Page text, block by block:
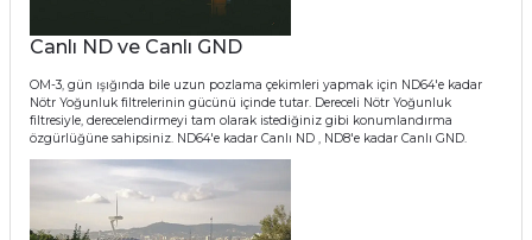
Canlı ND ve Canlı GND
OM-3, gün ışığında bile uzun pozlama çekimleri yapmak için ND64'e kadar
Nötr Yoğunluk filtrelerinin gücünü içinde tutar. Dereceli Nötr Yoğunluk
filtresiyle, derecelendirmeyi tam olarak istediğiniz gibi konumlandırma
özgürlüğüne sahipsiniz. ND64'e kadar Canlı ND , ND8'e kadar Canlı GND.